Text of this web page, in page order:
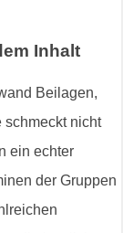
Inhalt
Beilagen,
schmeckt nicht
ein echter
der Gruppen